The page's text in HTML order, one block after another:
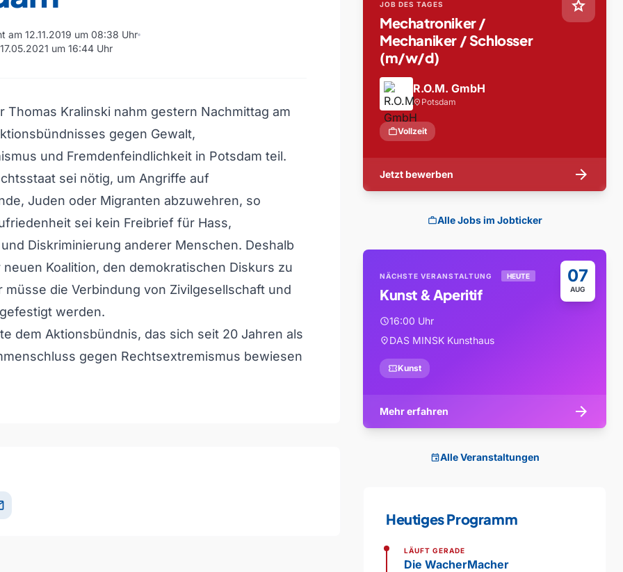
am 12.11.2019 um 08:38 Uhr
um 16:44 Uhr
Thomas Kralinski nahm gestern Nachmittag am
gegen Gewalt,
und Fremdenfeindlichkeit in Potsdam teil.
sei nötig, um Angriffe auf
Juden oder Migranten abzuwehren, so
sei kein Freibrief für Hass,
Diskriminierung anderer Menschen. Deshalb
neuen Koalition, den demokratischen Diskurs zu
müsse die Verbindung von Zivilgesellschaft und
werden.
dem Aktionsbündnis, das sich seit 20 Jahren als
gegen Rechtsextremismus bewiesen
star
JOB DES TAGES
Mechatroniker /
Mechaniker / Schlosser
(m/w/d)
R.O.M. GmbH
location_on Potsdam
workVollzeit
Jetzt bewerben arrow_forward
workAlle Jobs im Jobticker
07
AUG
NÄCHSTE VERANSTALTUNG HEUTE
Kunst & Aperitif
schedule16:00 Uhr
location_onDAS MINSK Kunsthaus
confirmation_numberKunst
Mehr erfahren arrow_forward
eventAlle Veranstaltungen
Heutiges Programm
LÄUFT GERADE
Die WacherMacher